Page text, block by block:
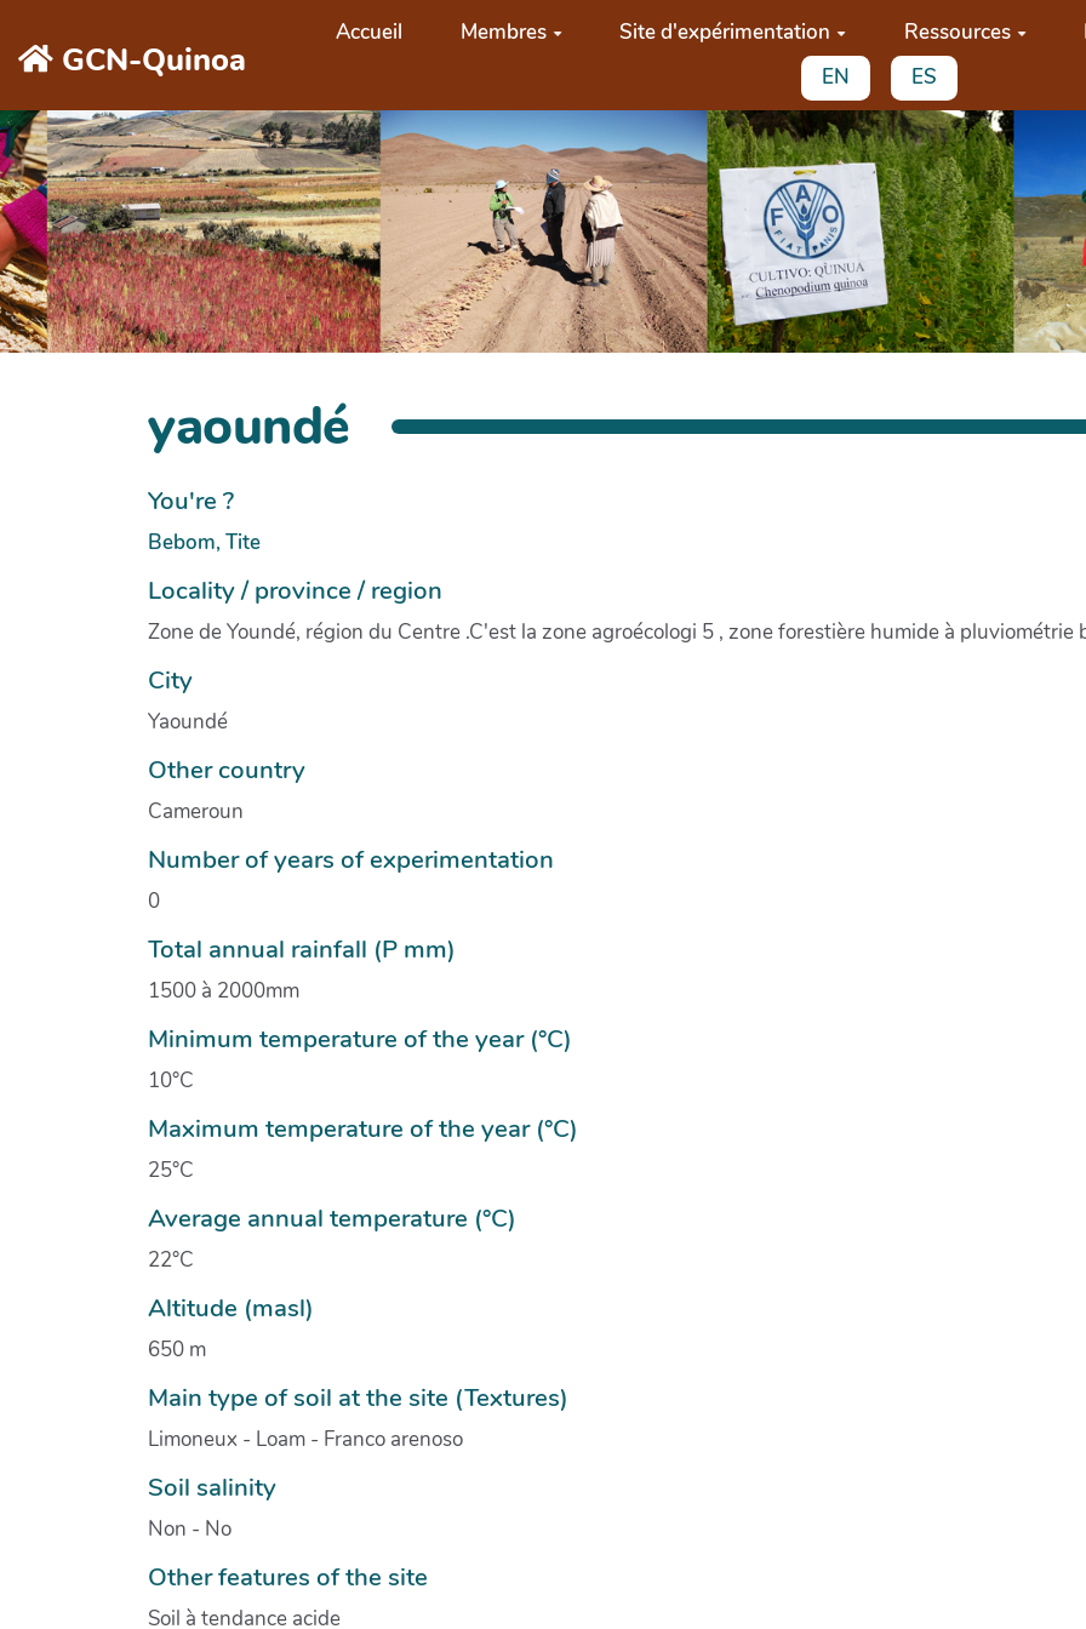
GCN-Quinoa
Accueil Membres Site d'expérimentation Ressources
EN
ES
yaoundé
You're ?
Bebom, Tite
Locality / province / region
Zone de Youndé, région du Centre .C'est la zone agroécologi 5 , zone forestière humide à pluviométrie
City
Yaoundé
Other country
Cameroun
Number of years of experimentation
0
Total annual rainfall (P mm)
1500 à 2000mm
Minimum temperature of the year (°C)
10°C
Maximum temperature of the year (°C)
25°C
Average annual temperature (°C)
22°C
Altitude (masl)
650 m
Main type of soil at the site (Textures)
Limoneux - Loam - Franco arenoso
Soil salinity
Non - No
Other features of the site
Soil à tendance acide